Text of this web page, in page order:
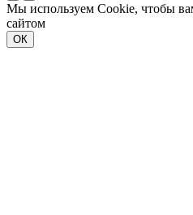
Мы используем Cookie, чтобы
сайтом
ОК